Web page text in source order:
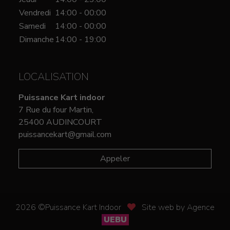
Vendredi 14:00 - 00:00
Samedi
14:00 - 00:00
Dimanche 14:00 - 19:00
LOCALISATION
Puissance Kart indoor
7 Rue du four Martin,
25400 AUDINCOURT
puissancekart@gmail.com
Appeler
2026 ©Puissance Kart Indoor
Site web by Agence
UEBU